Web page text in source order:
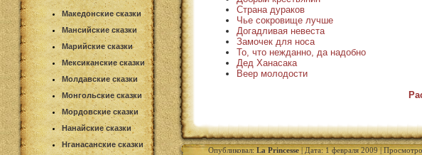
Македонские сказки
Мансийские сказки
Марийские сказки
Мексиканские сказки
Молдавские сказки
Монгольские сказки
Мордовские сказки
Нанайские сказки
Нганасанские сказки
Страна дураков
Чье сокровище лучше
Догадливая невеста
Замочек для носа
То, что нежданно, да надобно
Дед Ханасака
Веер молодости
Опубликовал:La Princesse| Дата: 1 февраля 2009 |